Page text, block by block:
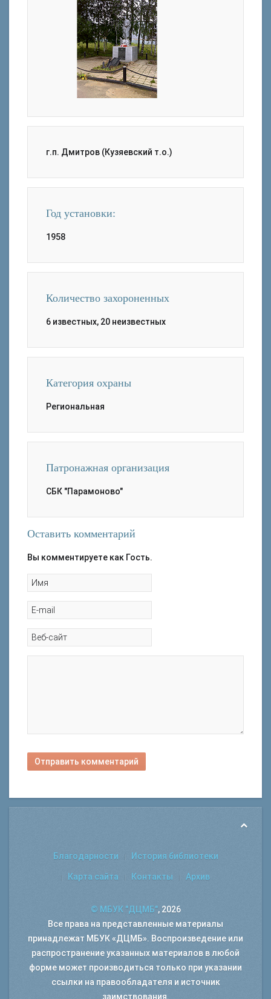
г.п. Дмитров (Кузяевский т.о.)
Год установки:
1958
Количество захороненных
6 известных, 20 неизвестных
Категория охраны
Региональная
Патронажная организация
СБК "Парамоново"
Оставить комментарий
Вы комментируете как Гость.
Отправить комментарий
Благодарности История библиотеки
Карта сайта Контакты Архив
© МБУК "ДЦМБ", 2026
Все права на представленные материалы
принадлежат МБУК «ДЦМБ». Воспроизведение или
распространение указанных материалов в любой
форме может производиться только при указании
ссылки на правообладателя и источник
заимствования.